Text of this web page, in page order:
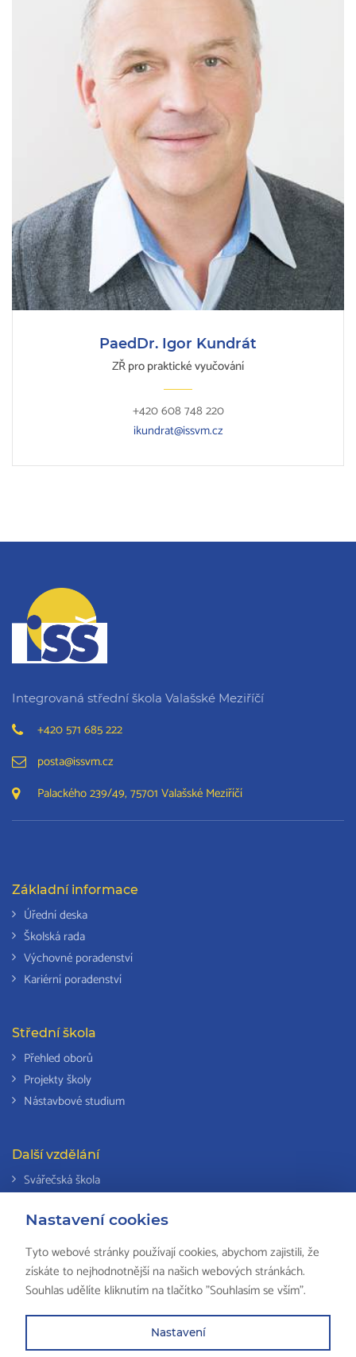
Nastavení cookies
Tyto webové stránky používají cookies, abychom zajistili, že
získáte to nejhodnotnější na našich webových stránkách.
Souhlas udělíte kliknutím na tlačítko "Souhlasím se vším".
Nastavení
PaedDr. Igor Kundrát
ZŘ pro praktické vyučování
+420 608 748 220
ikundrat@issvm.cz
Integrovaná střední škola Valašské Meziříčí
+420 571 685 222
posta@issvm.cz
Palackého 239/49, 75701 Valašské Meziříčí
Základní informace
Úřední deska
Školská rada
Výchovné poradenství
Kariérní poradenství
Střední škola
Přehled oborů
Projekty školy
Nástavbové studium
Další vzdělání
Svářečská škola
Národní soustava kvalifikací
Computers